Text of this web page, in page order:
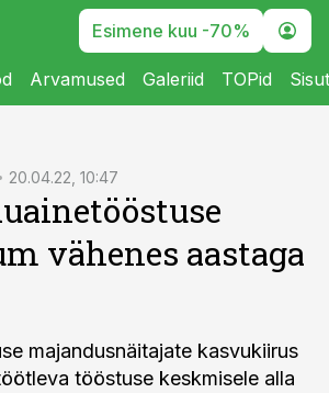
Esimene kuu -70%
Arvamused Galeriid TOPid
20.04.22, 10:47
vähenes aastaga
majandusnäitajate kasvukiirus
tööstuse keskmisele alla